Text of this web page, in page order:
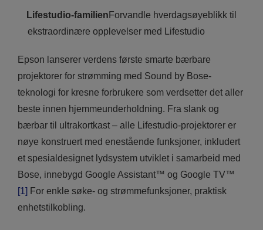
Lifestudio-familien Forvandle hverdagsøyeblikk til
ekstraordinære opplevelser med Lifestudio
Epson lanserer verdens første smarte bærbare
projektorer for strømming med Sound by Bose-
teknologi for kresne forbrukere som verdsetter det aller
beste innen hjemmeunderholdning. Fra slank og
bærbar til ultrakortkast – alle Lifestudio-projektorer er
nøye konstruert med enestående funksjoner, inkludert
et spesialdesignet lydsystem utviklet i samarbeid med
Bose, innebygd Google Assistant™ og Google TV™
[1] For enkle søke- og strømmefunksjoner, praktisk
enhetstilkobling.